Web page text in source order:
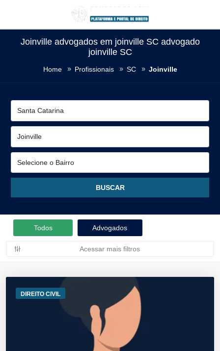
Joinville advogados em joinville SC advogado
joinville SC
Home Profissionais SC Joinville
Todos Advogados
Acessar mais filtros
DIREITO CIVIL